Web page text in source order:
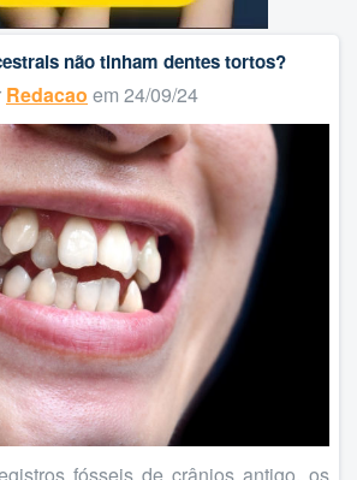
não tinham dentes tortos?
Redacao em 24/09/24
fósseis de crânios antigo, os